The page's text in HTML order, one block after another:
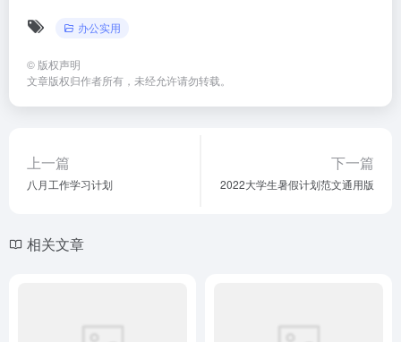
办公实用
© 版权声明
文章版权归作者所有，未经允许请勿转载。
上一篇
八月工作学习计划
下一篇
2022大学生暑假计划范文通用版
相关文章